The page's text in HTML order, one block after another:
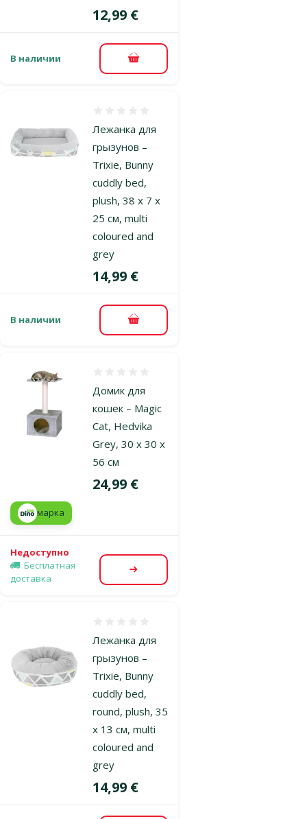
Цена
12,99 €
В наличии В корзину
Лежанка для
грызунов –
Trixie, Bunny
cuddly bed,
plush, 38 x 7 x
25 см, multi
coloured and
grey
Цена
14,99 €
В наличии В корзину
Домик для
кошек – Magic
Cat, Hedvika
Grey, 30 x 30 x
56 см
Цена
24,99 €
марка
Недоступно
Бесплатная
доставка
Посмотреть
Лежанка для
грызунов –
Trixie, Bunny
cuddly bed,
round, plush, 35
x 13 см, multi
coloured and
grey
Цена
14,99 €